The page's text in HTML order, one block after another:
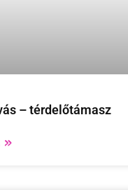
– térdelőtámasz
»